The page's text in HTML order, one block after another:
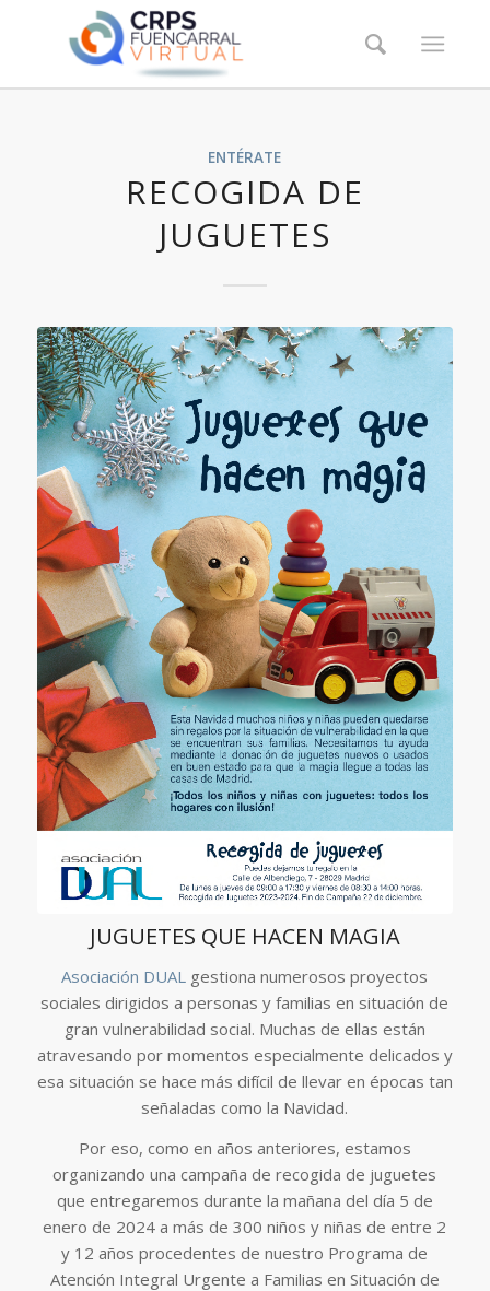
ENTÉRATE
RECOGIDA DE
JUGUETES
JUGUETES QUE HACEN MAGIA
Asociación DUAL gestiona numerosos proyectos
sociales dirigidos a personas y familias en situación de
gran vulnerabilidad social. Muchas de ellas están
atravesando por momentos especialmente delicados y
esa situación se hace más difícil de llevar en épocas tan
señaladas como la Navidad.
Por eso, como en años anteriores, estamos
organizando una campaña de recogida de juguetes
que entregaremos durante la mañana del día 5 de
enero de 2024 a más de 300 niños y niñas de entre 2
y 12 años procedentes de nuestro Programa de
Atención Integral Urgente a Familias en Situación de